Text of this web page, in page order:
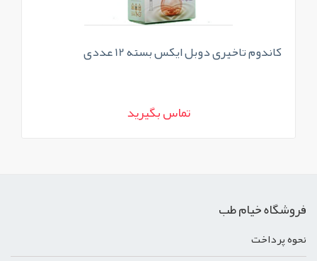
کاندوم تاخیری دوبل ایکس بسته 12 عددی
تماس بگیرید
فروشگاه خیام طب
نحوه پرداخت